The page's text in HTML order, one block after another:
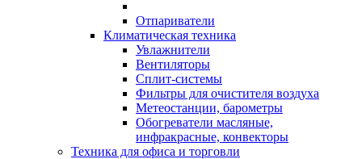
Отпариватели
Климатическая техника
Увлажнители
Вентиляторы
Сплит-системы
Фильтры для очистителя воздуха
Метеостанции, барометры
Обогреватели масляные,
инфракрасные, конвекторы
Техника для офиса и торговли